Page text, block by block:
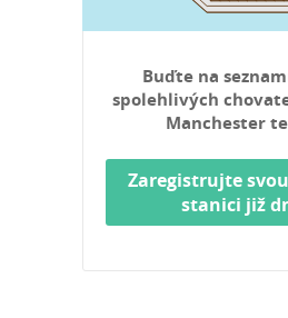
Buďte na
spolehlivých
Manchester
Zaregistrujte
stanici již